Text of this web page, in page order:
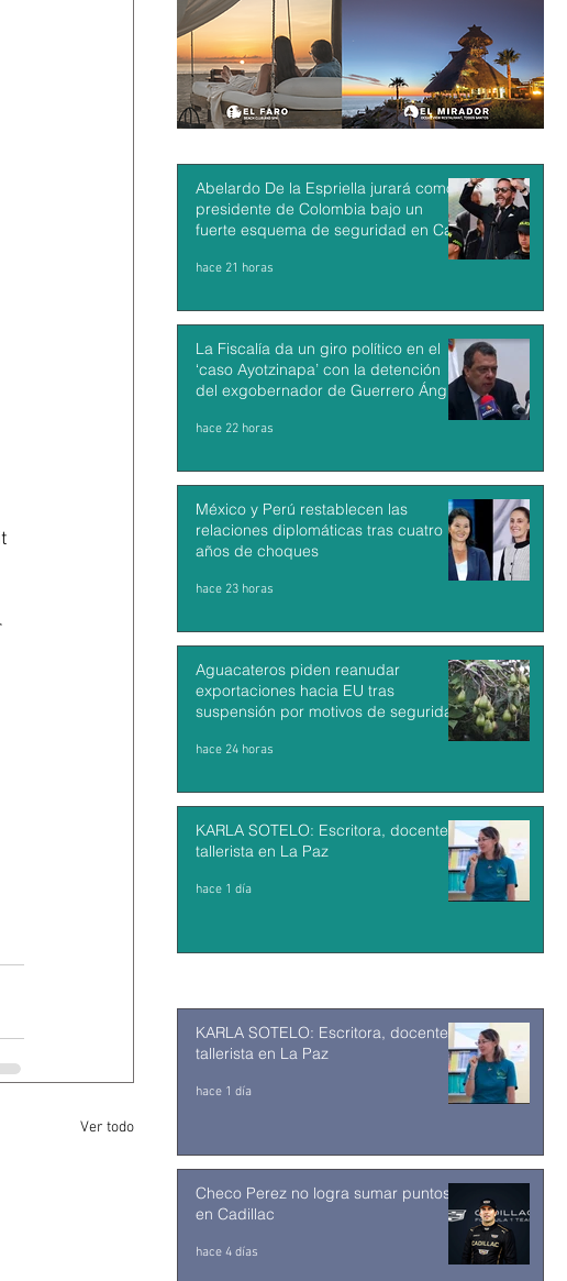
Ver todo
Abelardo De la Espriella jurará como
presidente de Colombia bajo un
fuerte esquema de seguridad en Cali
hace 21 horas
La Fiscalía da un giro político en el
‘caso Ayotzinapa’ con la detención
del exgobernador de Guerrero Ángel
hace 22 horas
México y Perú restablecen las
relaciones diplomáticas tras cuatro
años de choques
hace 23 horas
Aguacateros piden reanudar
exportaciones hacia EU tras
suspensión por motivos de seguridad
hace 24 horas
KARLA SOTELO: Escritora, docente y
tallerista en La Paz
hace 1 día
KARLA SOTELO: Escritora, docente y
tallerista en La Paz
hace 1 día
Checo Perez no logra sumar puntos
en Cadillac
hace 4 días